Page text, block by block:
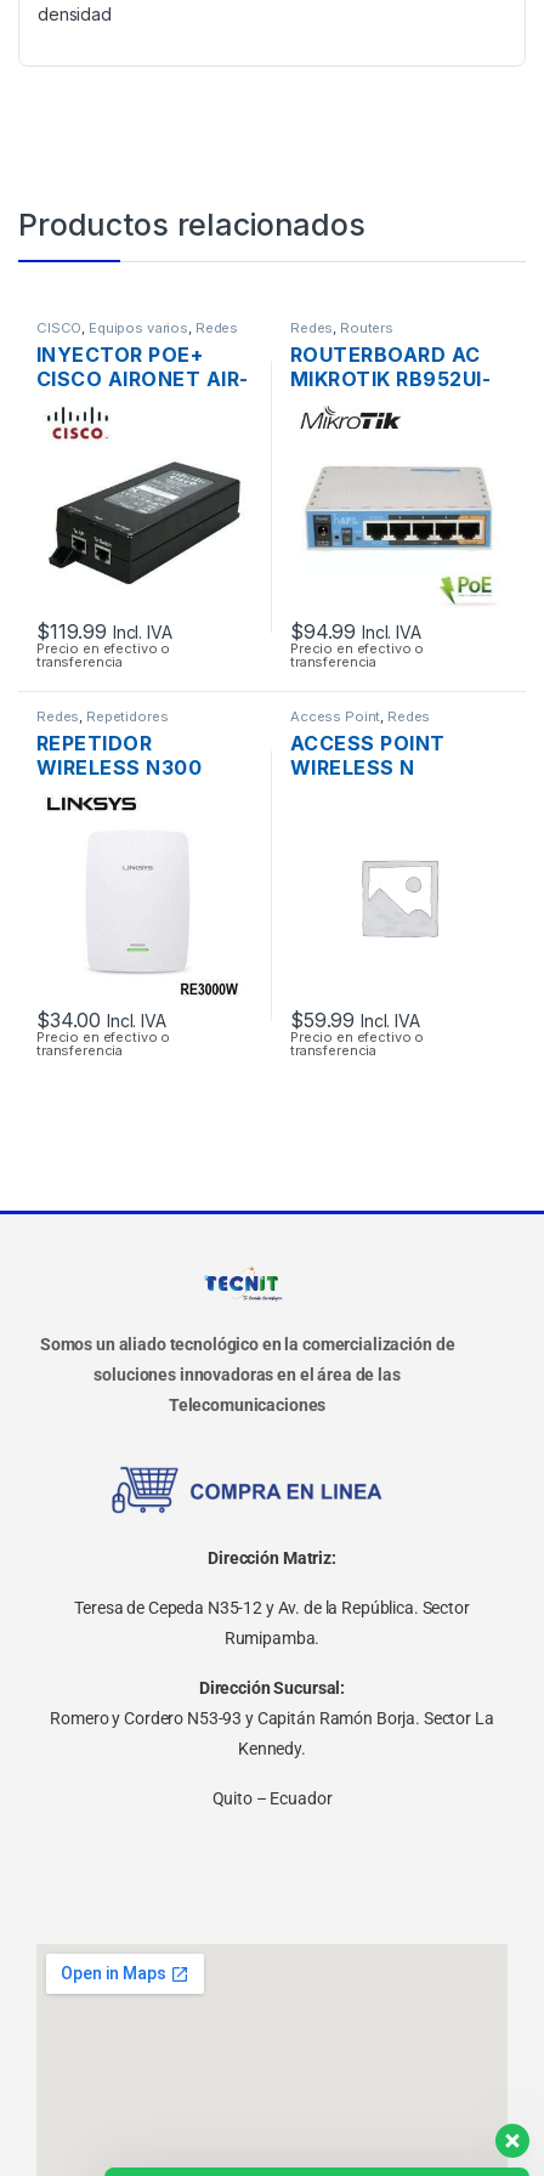
densidad
Productos relacionados
CISCO, Equipos varios, Redes
INYECTOR POE+
CISCO AIRONET AIR-
PWRINJ4= 30W
802.3 AF/AT
$119.99 Incl. IVA
Precio en efectivo o
transferencia
Redes, Routers
ROUTERBOARD AC
MIKROTIK RB952UI-
5AC2ND HAP AC
LITE DUAL BAND
USB OS L4
$94.99 Incl. IVA
Precio en efectivo o
transferencia
Redes, Repetidores
REPETIDOR
WIRELESS N300
LINKSYS RE3000W
DOS ANTENAS 1
10/1000MBPS
$34.00 Incl. IVA
Precio en efectivo o
transferencia
Access Point, Redes
ACCESS POINT
WIRELESS N
DUAL BAND GIGABIT
SOPORTA POE
$59.99 Incl. IVA
Precio en efectivo o
transferencia
Somos un aliado tecnológico en la comercialización de
soluciones innovadoras en el área de las
Telecomunicaciones
Dirección Matriz:
Teresa de Cepeda N35-12 y Av. de la República. Sector
Rumipamba.
Dirección Sucursal:
Romero y Cordero N53-93 y Capitán Ramón Borja. Sector La
Kennedy.
Quito – Ecuador